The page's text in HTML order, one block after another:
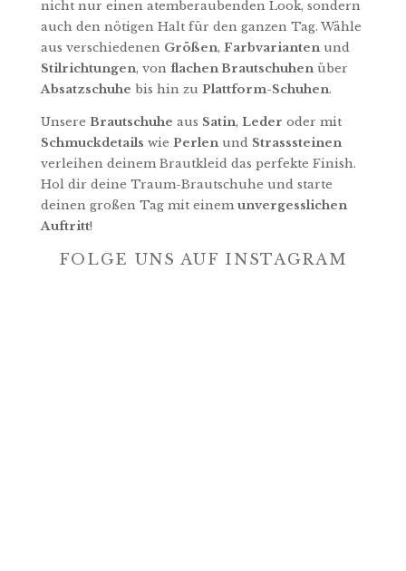
nicht nur einen atemberaubenden Look, sondern
auch den nötigen Halt für den ganzen Tag. Wähle
aus verschiedenen Größen, Farbvariantenund
Stilrichtungen, von flachen Brautschuhenüber
Absatzschuhe bis hin zu Plattform-Schuhen.
Unsere Brautschuhe aus Satin, Leder oder mit
Schmuckdetails wie Perlenund Strasssteinen
verleihen deinem Brautkleid das perfekte Finish.
Hol dir deine Traum-Brautschuhe und starte
deinen großen Tag mit einemunvergesslichen
Auftritt!
FOLGE UNS AUF INSTAGRAM